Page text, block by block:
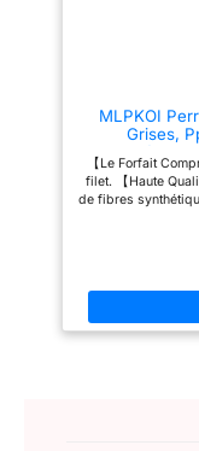
les soirées à thème
et 80, les
de garçon/jeune
concerts rock ou
Une perruque stylée
permettra de vous
naturellement dans le
quotidien, pour un
concert, une soirée à
mariage, un rendez-
occasion. CADEAU
Cette perruque est
parfait pour toute
MLPKOI
Grises,
Couches
【Le Forfait
filet. 【Haute
de fibres
doux au
faciles à enlever.
adultes et des
Cadeau parfait
pour le cosplay,